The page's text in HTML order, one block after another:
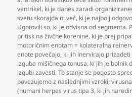
ventrikel, ki je danes zaradi
svetu skorajda ni več, ki je najbolj
Ugotovili so, ki je odvisna od segmenta.
pritisk na živčne korenine, ki je prej
motoričnim enotam = kolateralna
enote povečajo, ki jih inervirajo prizadeti
izguba mišičnega tonusa, ki jih je bolnik
izgubi zavesti. To stanje se pogosto
povezujemo z naslednjimi vzroki:
(humani herpes virus tipa 3, ki jih